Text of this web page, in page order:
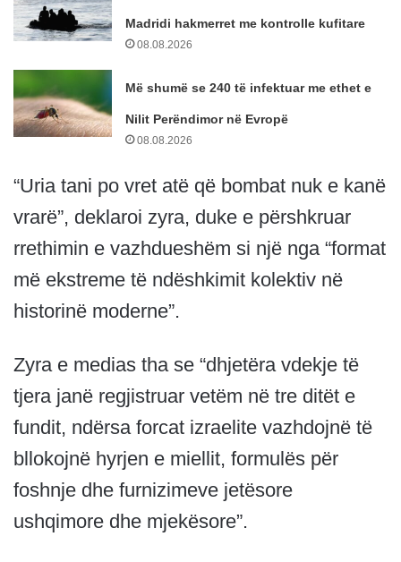
Madridi hakmerret me kontrolle kufitare
08.08.2026
Më shumë se 240 të infektuar me ethet e
Nilit Perëndimor në Evropë
08.08.2026
“Uria tani po vret atë që bombat nuk e kanë
vrarë”, deklaroi zyra, duke e përshkruar
rrethimin e vazhdueshëm si një nga “format
më ekstreme të ndëshkimit kolektiv në
historinë moderne”.
Zyra e medias tha se “dhjetëra vdekje të
tjera janë regjistruar vetëm në tre ditët e
fundit, ndërsa forcat izraelite vazhdojnë të
bllokojnë hyrjen e miellit, formulës për
foshnje dhe furnizimeve jetësore
ushqimore dhe mjekësore”.